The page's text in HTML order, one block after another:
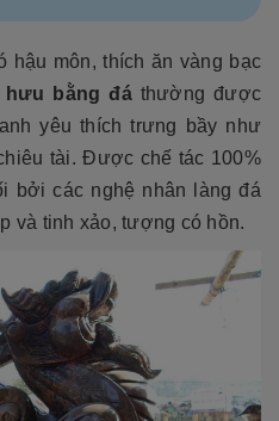
hậu môn, thích ăn vàng bạc
bằng đáthường được
yêu thích trưng bầy như
tài. Được chế tác 100%
bởi các nghệ nhân làng đá
và tinh xảo, tượng có hồn.